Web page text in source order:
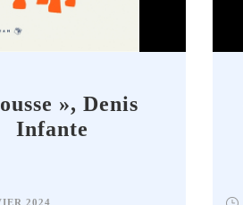
», Denis
Infante
2024